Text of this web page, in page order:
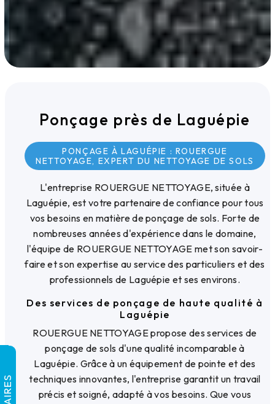
Ponçage près de Laguépie
PONÇAGE À LAGUÉPIE : ROUERGUE
NETTOYAGE, EXPERT DU NETTOYAGE DE SOLS
L'entreprise ROUERGUE NETTOYAGE, située à
Laguépie, est votre partenaire de confiance pour tous
vos besoins en matière de ponçage de sols. Forte de
nombreuses années d'expérience dans le domaine,
l'équipe de ROUERGUE NETTOYAGE met son savoir-
faire et son expertise au service des particuliers et des
professionnels de Laguépie et ses environs.
Des services de ponçage de haute qualité à
Laguépie
ROUERGUE NETTOYAGE propose des services de
ponçage de sols d'une qualité incomparable à
Laguépie. Grâce à un équipement de pointe et des
techniques innovantes, l'entreprise garantit un travail
précis et soigné, adapté à vos besoins. Que vous